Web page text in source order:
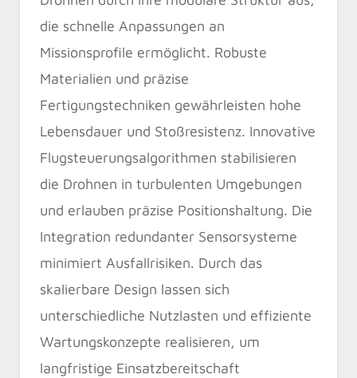
die schnelle Anpassungen an
Missionsprofile ermöglicht. Robuste
Materialien und präzise
Fertigungstechniken gewährleisten hohe
Lebensdauer und Stoßresistenz. Innovative
Flugsteuerungsalgorithmen stabilisieren
die Drohnen in turbulenten Umgebungen
und erlauben präzise Positionshaltung. Die
Integration redundanter Sensorsysteme
minimiert Ausfallrisiken. Durch das
skalierbare Design lassen sich
unterschiedliche Nutzlasten und effiziente
Wartungskonzepte realisieren, um
langfristige Einsatzbereitschaft